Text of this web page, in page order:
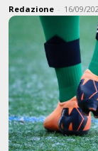
Redazione - 16/09/